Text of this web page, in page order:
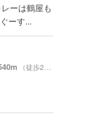
ーは鶴屋も
ーす...
（徒歩26分）